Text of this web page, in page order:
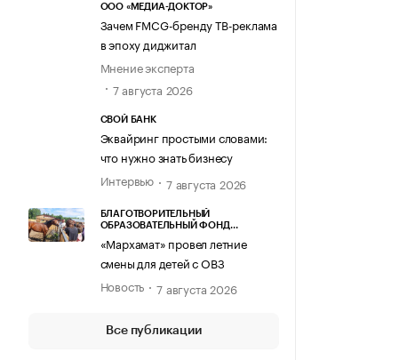
ООО «МЕДИА-ДОКТОР»
Зачем FMCG-бренду ТВ-реклама
в эпоху диджитал
Мнение эксперта
7 августа 2026
СВОЙ БАНК
Эквайринг простыми словами:
что нужно знать бизнесу
Интервью
7 августа 2026
БЛАГОТВОРИТЕЛЬНЫЙ
ОБРАЗОВАТЕЛЬНЫЙ ФОНД
«Мархамат» провел летние
смены для детей с ОВЗ
Новость
7 августа 2026
Все публикации